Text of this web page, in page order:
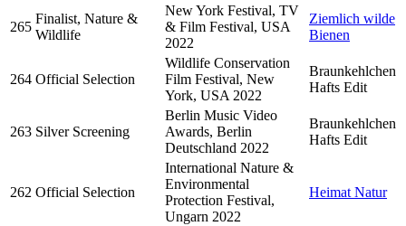
265
Finalist, Nature &
Wildlife
New York Festival, TV
& Film Festival, USA
2022
Ziemlich wilde
Bienen
264 Official Selection
Wildlife Conservation
Film Festival, New
York, USA 2022
Braunkehlchen
Hafts Edit
263 Silver Screening
Berlin Music Video
Awards, Berlin
Deutschland 2022
Braunkehlchen
Hafts Edit
262 Official Selection
International Nature &
Environmental
Protection Festival,
Ungarn 2022
Heimat Natur